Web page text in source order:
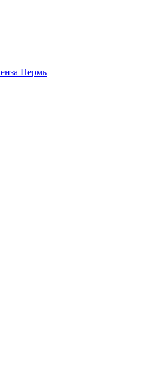
Пермь